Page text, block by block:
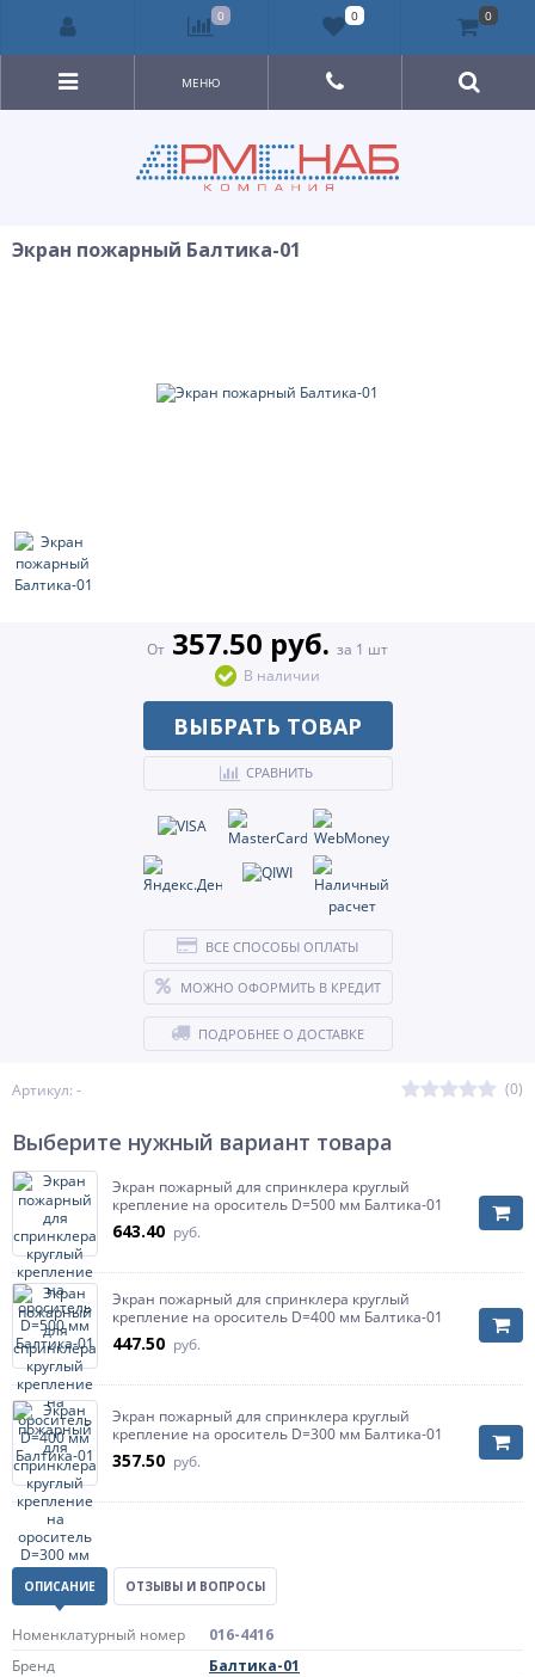
МЕНЮ
Экран пожарный Балтика-01
Артикул: - (0)
От 357.50 руб. за 1 шт
В наличии
ВЫБРАТЬ ТОВАР
СРАВНИТЬ
ВСЕ СПОСОБЫ ОПЛАТЫ
МОЖНО ОФОРМИТЬ В КРЕДИТ
ПОДРОБНЕЕ О ДОСТАВКЕ
Выберите нужный вариант товара
Экран пожарный для спринклера круглый
крепление на ороситель D=500 мм Балтика-01
643.40 руб.
Экран пожарный для спринклера круглый
крепление на ороситель D=400 мм Балтика-01
447.50 руб.
Экран пожарный для спринклера круглый
крепление на ороситель D=300 мм Балтика-01
357.50 руб.
ОПИСАНИЕ ОТЗЫВЫ И ВОПРОСЫ
Номенклатурный номер
016-4416
Бренд
Балтика-01
0 0 0